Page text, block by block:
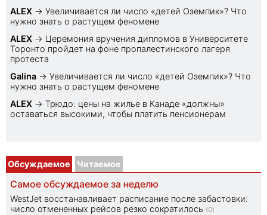
ALEX → Увеличивается ли число «детей Оземпик»? Что
нужно знать о растущем феномене
ALEX → Церемония вручения дипломов в Университете
Торонто пройдет на фоне пропалестинского лагеря
протеста
Galina → Увеличивается ли число «детей Оземпик»? Что
нужно знать о растущем феномене
ALEX → Трюдо: цены на жилье в Канаде «должны»
оставаться высокими, чтобы платить пенсионерам
Обсуждаемое Читаемое
Самое обсуждаемое за неделю
WestJet восстанавливает расписание после забастовки:
число отмененных рейсов резко сократилось (0)